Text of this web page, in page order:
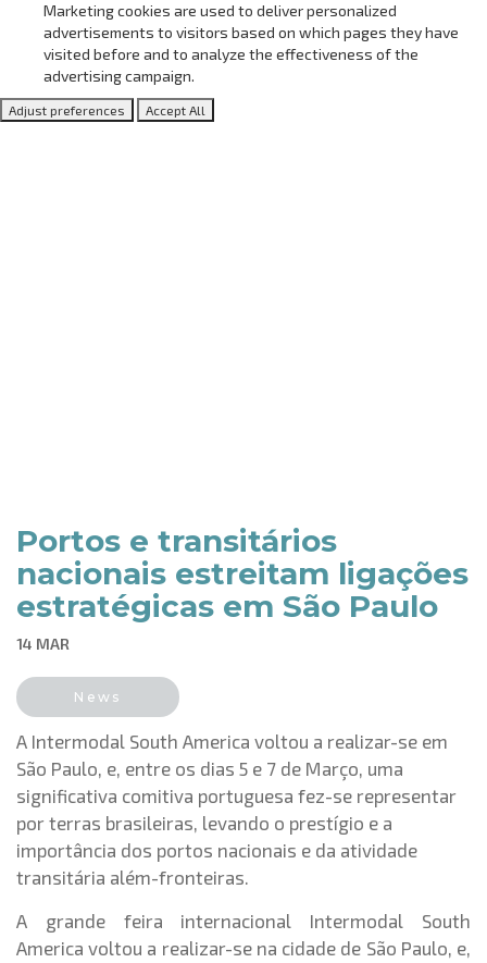
Marketing cookies are used to deliver personalized
advertisements to visitors based on which pages they have
visited before and to analyze the effectiveness of the
advertising campaign.
Adjust preferences Accept All
Portos e transitários
nacionais estreitam ligações
estratégicas em São Paulo
14 MAR
News
A Intermodal South America voltou a realizar-se em
São Paulo, e, entre os dias 5 e 7 de Março, uma
significativa comitiva portuguesa fez-se representar
por terras brasileiras, levando o prestígio e a
importância dos portos nacionais e da atividade
transitária além-fronteiras.
A grande feira internacional Intermodal South
America voltou a realizar-se na cidade de São Paulo, e,